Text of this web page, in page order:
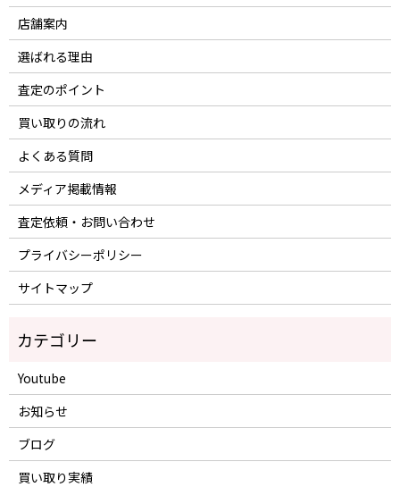
店舗案内
選ばれる理由
査定のポイント
買い取りの流れ
よくある質問
メディア掲載情報
査定依頼・お問い合わせ
プライバシーポリシー
サイトマップ
Youtube
お知らせ
ブログ
買い取り実績